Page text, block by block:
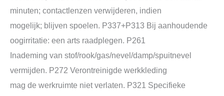
minuten; contactlenzen verwijderen, indien
mogelijk; blijven spoelen. P337+P313 Bij aanhoudende
oogirritatie: een arts raadplegen. P261
Inademing van stof/rook/gas/nevel/damp/spuitnevel
vermijden. P272 Verontreinigde werkkleding
mag de werkruimte niet verlaten. P321 Specifieke